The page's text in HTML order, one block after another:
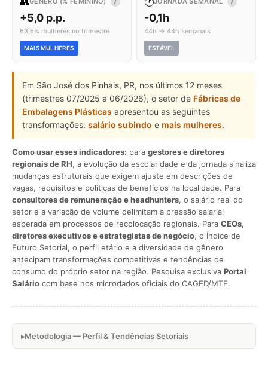
I
+5,0 p.p.
63,6% mulheres no trimestre
MAIS MULHERES
I
-0,1h
44h → 44h semanais
ESTÁVEL
Em São José dos Pinhais, PR, nos últimos 12 meses
(trimestres 07/2025 a 06/2026), o setor de Fábricas de
Embalagens Plásticas apresentou as seguintes
transformações: salário subindo e mais mulheres.
Como usar esses indicadores: para gestores e diretores
regionais de RH, a evolução da escolaridade e da jornada sinaliza
mudanças estruturais que exigem ajuste em descrições de
vagas, requisitos e políticas de benefícios na localidade. Para
consultores de remuneração e headhunters, o salário real do
setor e a variação de volume delimitam a pressão salarial
esperada em processos de recolocação regionais. Para CEOs,
diretores executivos e estrategistas de negócio, o Índice de
Futuro Setorial, o perfil etário e a diversidade de gênero
antecipam transformações competitivas e tendências de
consumo do próprio setor na região. Pesquisa exclusiva Portal
Salário com base nos microdados oficiais do CAGED/MTE.
Metodologia — Perfil & Tendências Setoriais